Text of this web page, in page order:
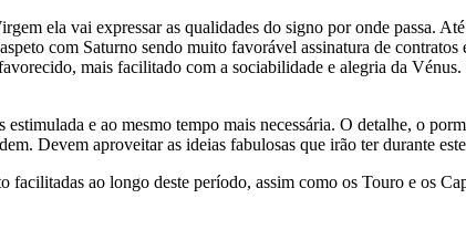
ela vai expressar as qualidades do signo por onde passa.
com Saturno sendo muito favorável assinatura de
mais facilitado com a sociabilidade e alegria da
e ao mesmo tempo mais necessária. O detalhe, o
Devem aproveitar as ideias fabulosas que irão ter durante
facilitadas ao longo deste período, assim como os Touro e os